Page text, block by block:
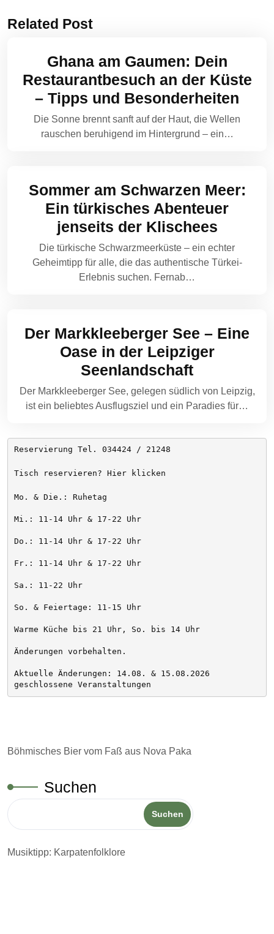
Related Post
Ghana am Gaumen: Dein
Restaurantbesuch an der Küste
– Tipps und Besonderheiten
Die Sonne brennt sanft auf der Haut, die Wellen
rauschen beruhigend im Hintergrund – ein…
Sommer am Schwarzen Meer:
Ein türkisches Abenteuer
jenseits der Klischees
Die türkische Schwarzmeerküste – ein echter
Geheimtipp für alle, die das authentische Türkei-
Erlebnis suchen. Fernab…
Der Markkleeberger See – Eine
Oase in der Leipziger
Seenlandschaft
Der Markkleeberger See, gelegen südlich von Leipzig,
ist ein beliebtes Ausflugsziel und ein Paradies für…
Reservierung Tel. 034424 / 21248
Tisch reservieren? Hier klicken
Mo. & Die.: Ruhetag
Mi.: 11-14 Uhr & 17-22 Uhr
Do.: 11-14 Uhr & 17-22 Uhr
Fr.: 11-14 Uhr & 17-22 Uhr
Sa.: 11-22 Uhr
So. & Feiertage: 11-15 Uhr
Warme Küche bis 21 Uhr, So. bis 14 Uhr
Änderungen vorbehalten.
Aktuelle Änderungen: 14.08. & 15.08.2026
geschlossene Veranstaltungen
Böhmisches Bier vom Faß aus Nova Paka
Suchen
Suchen
Musiktipp: Karpatenfolklore